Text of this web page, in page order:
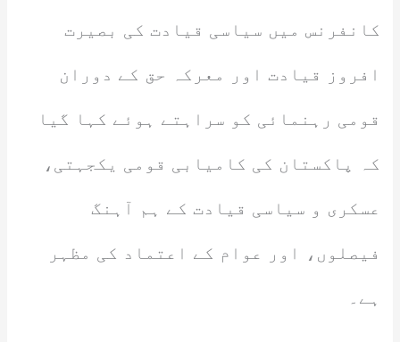
کانفرنس میں سیاسی قیادت کی بصیرت
افروز قیادت اور معرکہ حق کے دوران
قومی رہنمائی کو سراہتے ہوئے کہا گیا
کہ پاکستان کی کامیابی قومی یکجہتی،
عسکری و سیاسی قیادت کے ہم آہنگ
فیصلوں، اور عوام کے اعتماد کی مظہر
ہے۔